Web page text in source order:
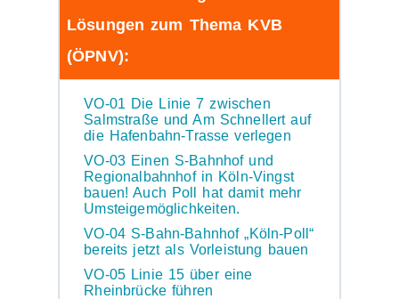
Lösungen zum Thema KVB
(ÖPNV):
VO-01 Die Linie 7 zwischen
Salmstraße und Am Schnellert auf
die Hafenbahn-Trasse verlegen
VO-03 Einen S-Bahnhof und
Regionalbahnhof in Köln-Vingst
bauen! Auch Poll hat damit mehr
Umsteigemöglichkeiten.
VO-04 S-Bahn-Bahnhof „Köln-Poll“
bereits jetzt als Vorleistung bauen
VO-05 Linie 15 über eine
Rheinbrücke führen